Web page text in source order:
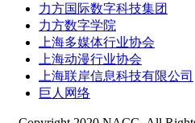
力方国际数字科技集团
力方数字学院
上海多媒体行业协会
上海动漫行业协会
上海联岸信息科技有限公司
巨人网络